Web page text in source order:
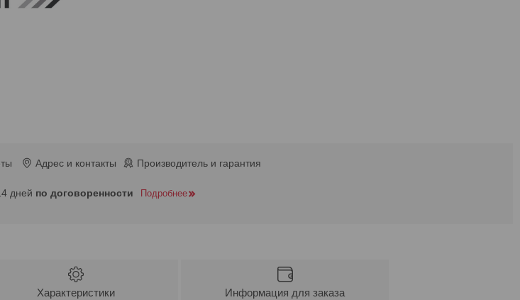
Адрес и контакты Производитель и гарантия
дней по договоренности Подробнее
Характеристики Информация для заказа